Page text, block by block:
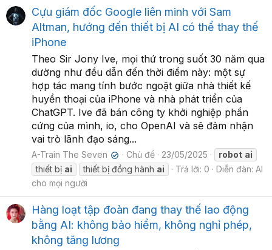
Cựu giám đốc Google liên minh với Sam
Altman, hướng đến thiết bị AI có thể thay thế
iPhone
Theo Sir Jony Ive, mọi thứ trong suốt 30 năm qua
dường như đều dẫn đến thời điểm này: một sự
hợp tác mang tính bước ngoặt giữa nhà thiết kế
huyền thoại của iPhone và nhà phát triển của
ChatGPT. Ive đã bán công ty khởi nghiệp phần
cứng của mình, io, cho OpenAI và sẽ đảm nhận
vai trò lãnh đạo sáng...
A-Train The Seven ✔ Chủ đề 23/05/2025 robot ai
thiết bị ai thiết bị đồng hành ai Trả lời: 0 Diễn đàn: AI
cho mọi người
Hàng loạt tập đoàn đang thay thế lao động
bằng AI: không bảo hiểm, không nghỉ phép,
không tăng lương